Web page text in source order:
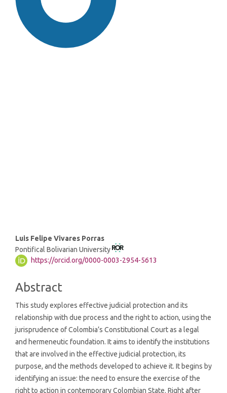
Main
Article
Content
Luis Felipe Vivares Porras
Pontifical Bolivarian University
https://orcid.org/0000-0003-2954-5613
Abstract
This study explores effective judicial protection and its
relationship with due process and the right to action, using the
jurisprudence of Colombia’s Constitutional Court as a legal
and hermeneutic foundation. It aims to identify the institutions
that are involved in the effective judicial protection, its
purpose, and the methods developed to achieve it. It begins by
identifying an issue: the need to ensure the exercise of the
right to action in contemporary Colombian State. Right after